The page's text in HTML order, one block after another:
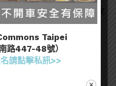
電子報，掌握最新酒聞和獨家
Taipei
路447-48號）
請點擊私訊>>